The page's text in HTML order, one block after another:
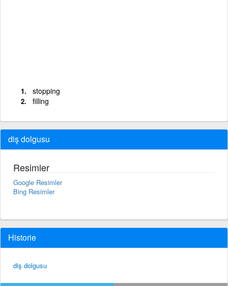
stopping
filling
diş dolgusu
Resimler
Google Resimler
Bing Resimler
Historie
diş dolgusu